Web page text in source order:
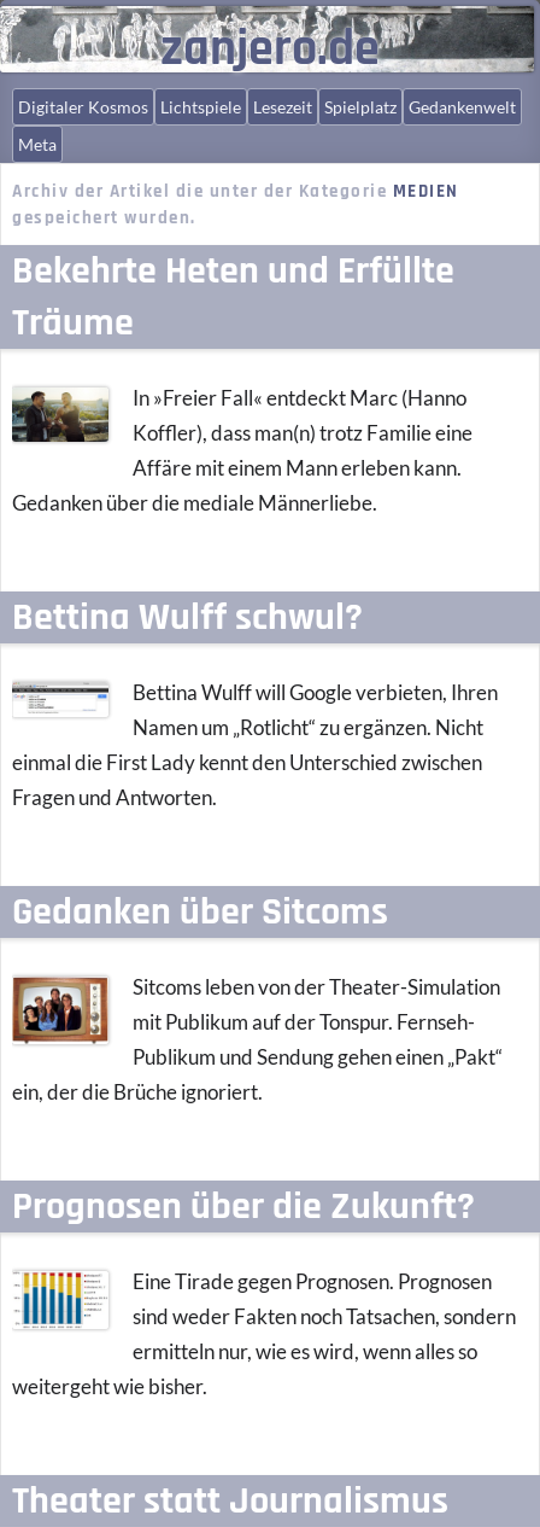
zanjero.de
Digitaler Kosmos Lichtspiele Lesezeit Spielplatz Gedankenwelt
Meta
Archiv der Artikel die unter der Kategorie MEDIEN
gespeichert wurden.
Bekehrte Heten und Erfüllte
Träume
In »Freier Fall« entdeckt Marc (Hanno
Koffler), dass man(n) trotz Familie eine
Affäre mit einem Mann erleben kann.
Gedanken über die mediale Männerliebe.
Bettina Wulff schwul?
Bettina Wulff will Google verbieten, Ihren
Namen um „Rotlicht“ zu ergänzen. Nicht
einmal die First Lady kennt den Unterschied zwischen
Fragen und Antworten.
Gedanken über Sitcoms
Sitcoms leben von der Theater-Simulation
mit Publikum auf der Tonspur. Fernseh-
Publikum und Sendung gehen einen „Pakt“
ein, der die Brüche ignoriert.
Prognosen über die Zukunft?
Eine Tirade gegen Prognosen. Prognosen
sind weder Fakten noch Tatsachen, sondern
ermitteln nur, wie es wird, wenn alles so
weitergeht wie bisher.
Theater statt Journalismus